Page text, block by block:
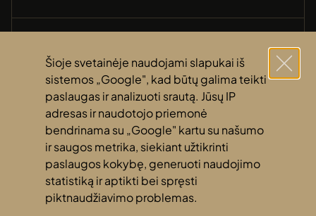
Šioje svetainėje naudojami slapukai iš
sistemos „Google", kad būtų galima teikti
paslaugas ir analizuoti srautą. Jūsų IP
adresas ir naudotojo priemonė
bendrinama su „Google" kartu su našumo
ir saugos metrika, siekiant užtikrinti
paslaugos kokybę, generuoti naudojimo
statistiką ir aptikti bei spręsti
piktnaudžiavimo problemas.
+370 (631) 14 118
info@amberti.lt
NUORODOS
Privatumo politika
Slapukų politika
© 2024 Amberti. Visos teisės saugomos. Sprendimas